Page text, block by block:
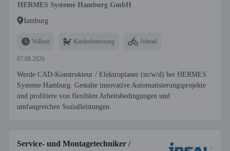
HERMES Systeme Hamburg GmbH
Hamburg
Vollzeit Kinderbetreuung Jobrad
07.08.2026
Werde CAD-Konstrukteur / Elektroplaner (m/w/d) bei HERMES
Systeme Hamburg. Gestalte innovative Automatisierungsprojekte
und profitiere von flexiblen Arbeitsbedingungen und
umfangreichen Sozialleistungen.
Service- und Montagetechniker /